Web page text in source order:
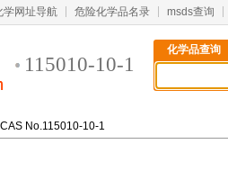
学网址导航 危险化学品名录 msds查询
115010-10-1
化学品查询
No.115010-10-1